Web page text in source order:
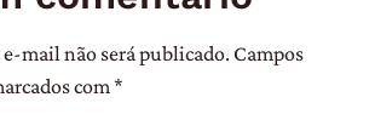
e-mail não será publicado. Campos
com *